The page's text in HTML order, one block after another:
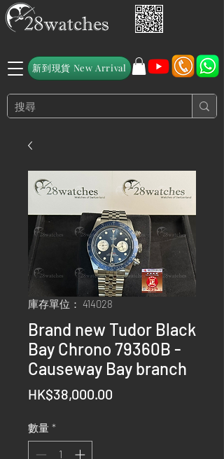
新到現貨 New Arrival
庫存單位： 414028
Brand new Tudor Black
Bay Chrono 79360B -
Causeway Bay branch
HK$38,000.00
數量 *